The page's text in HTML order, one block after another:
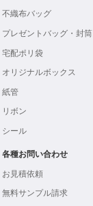
不織布バッグ
プレゼントバッグ・封筒
宅配ポリ袋
オリジナルボックス
紙管
リボン
シール
各種お問い合わせ
お見積依頼
無料サンプル請求